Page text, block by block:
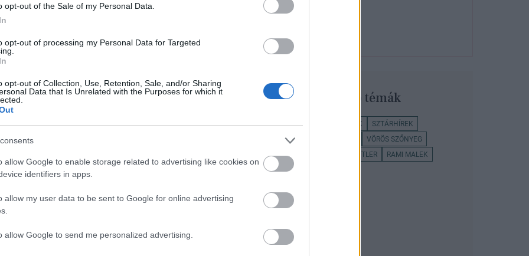
opt-out of the Sale of my Personal Data.
opt-out of processing my Personal Data for Targeted
opt-out of Collection, Use, Retention, Sale, and/or Sharing
Data that Is Unrelated with the Purposes for which it
allow Google to enable storage related to advertising like cookies on
identifiers in apps.
allow my user data to be sent to Google for online advertising
allow Google to send me personalized advertising.
az Oscar-szezon
filmje,
látnia
Paul Mescal nemcsak
imposztor szindrómával
is megküzdött a Gladiátor
DIVAT
Legnépszerűbb témák
PAUL MESCAL SZTÁROK
SZTÁRHÍREK
OSCAR-GÁLA
VÖRÖS SZŐNYEG
BAFTA 2025
AUSTIN BUTLER RAMI MALEK